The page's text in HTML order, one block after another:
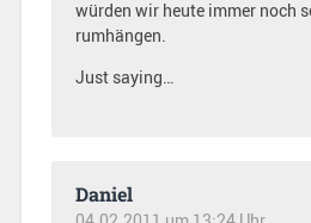
würden wir heute immer noch
rumhängen.
Just saying…
Daniel